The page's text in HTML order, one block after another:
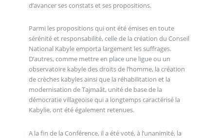
d’avancer ses constats et ses propositions.
Parmi les propositions qui ont été émises en toute
sérénité et responsabilité, celle de la création du Conseil
National Kabyle emporta largement les suffrages.
D’autres, comme mettre en place une ligue ou un
observatoire kabyle des droits de l’homme, la création
de crèches kabyles ainsi que la réhabilitation et la
modernisation de Tajmaât, unité de base de la
démocratie villageoise qui a longtemps caractérisé la
Kabylie, ont été également retenues.
A la fin de la Conférence, il a été voté, à l’unanimité, la